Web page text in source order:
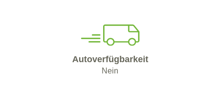
Autoverfügbarkeit
Nein